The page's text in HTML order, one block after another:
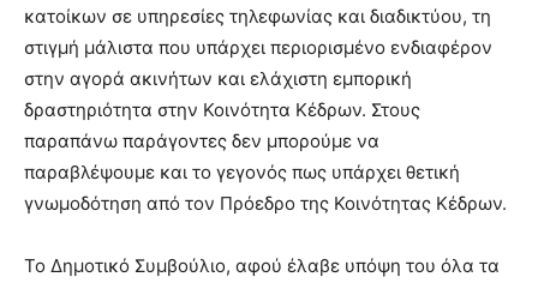
κατοίκων σε υπηρεσίες τηλεφωνίας και διαδικτύου, τη
στιγμή μάλιστα που υπάρχει περιορισμένο ενδιαφέρον
στην αγορά ακινήτων και ελάχιστη εμπορική
δραστηριότητα στην Κοινότητα Κέδρων. Στους
παραπάνω παράγοντες δεν μπορούμε να
παραβλέψουμε και το γεγονός πως υπάρχει θετική
γνωμοδότηση από τον Πρόεδρο της Κοινότητας Κέδρων.
Το Δημοτικό Συμβούλιο, αφού έλαβε υπόψη του όλα τα